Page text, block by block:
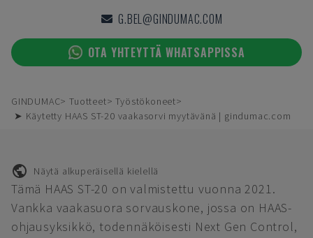
G.BEL@GINDUMAC.COM
OTA YHTEYTTÄ WHATSAPPISSA
GINDUMAC Tuotteet
Työstökoneet
➤ Käytetty HAAS ST-20 vaakasorvi myytävänä | gindumac.com
Näytä alkuperäisellä kielellä
Tämä HAAS ST-20 on valmistettu vuonna 2021.
Vankka vaakasuora sorvauskone, jossa on HAAS-
ohjausyksikkö, todennäköisesti Next Gen Control,